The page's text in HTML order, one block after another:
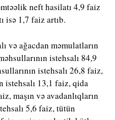
neft hasilatı 4,9 faiz
isə 1,7 faiz artıb.
və ağacdan məmulatların
istehsalı 84,9
istehsalı 26,8 faiz,
istehsalı 13,1 faiz, qida
maşın və avadanlıqların
5,6 faiz, tütün